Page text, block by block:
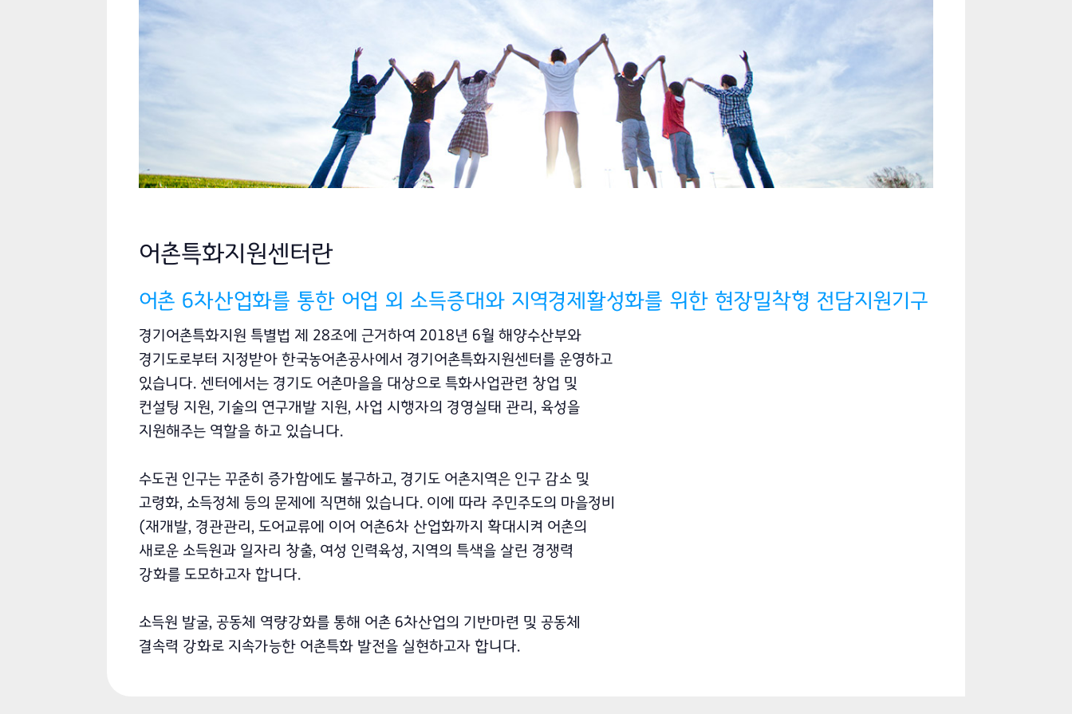
어촌특화지원센터란
어촌 6차산업화를 통한 어업 외 소득증대와 지역경제활성화를 위한 현장밀착형 전담지원기구
경기어촌특화지원 특별법 제 28조에 근거하여 2018년 6월 해양수산부와
경기도로부터 지정받아 한국농어촌공사에서 경기어촌특화지원센터를 운영하고
있습니다. 센터에서는 경기도 어촌마을을 대상으로 특화사업관련 창업 및
컨설팅 지원, 기술의 연구개발 지원, 사업 시행자의 경영실태 관리, 육성을
지원해주는 역할을 하고 있습니다.
수도권 인구는 꾸준히 증가함에도 불구하고, 경기도 어촌지역은 인구 감소 및
고령화, 소득정체 등의 문제에 직면해 있습니다. 이에 따라 주민주도의 마을정비
(재개발, 경관관리, 도어교류에 이어 어촌6차 산업화까지 확대시켜 어촌의
새로운 소득원과 일자리 창출, 여성 인력육성, 지역의 특색을 살린 경쟁력
강화를 도모하고자 합니다.
소득원 발굴, 공동체 역량강화를 통해 어촌 6차산업의 기반마련 및 공동체
결속력 강화로 지속가능한 어촌특화 발전을 실현하고자 합니다.